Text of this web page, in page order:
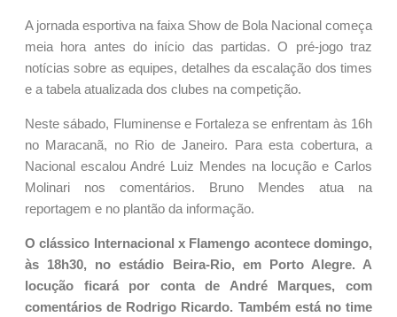
A jornada esportiva na faixa Show de Bola Nacional começa
meia hora antes do início das partidas. O pré-jogo traz
notícias sobre as equipes, detalhes da escalação dos times
e a tabela atualizada dos clubes na competição.
Neste sábado, Fluminense e Fortaleza se enfrentam às 16h
no Maracanã, no Rio de Janeiro. Para esta cobertura, a
Nacional escalou André Luiz Mendes na locução e Carlos
Molinari nos comentários. Bruno Mendes atua na
reportagem e no plantão da informação.
O clássico Internacional x Flamengo acontece domingo,
às 18h30, no estádio Beira-Rio, em Porto Alegre. A
locução ficará por conta de André Marques, com
comentários de Rodrigo Ricardo. Também está no time